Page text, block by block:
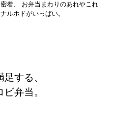
着、 お弁当まわりのあれやこれ
ルホドがいっぱい。
する、
弁当。